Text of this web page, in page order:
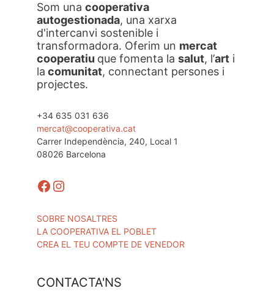
Som una cooperativa
autogestionada, una xarxa
d'intercanvi sostenible i
transformadora. Oferim un mercat
cooperatiu que fomenta la salut, l’art i
la comunitat, connectant persones i
projectes.
+34 635 031 636
mercat@cooperativa.cat
Carrer Independència, 240, Local 1
08026 Barcelona
Facebook
Instagram
SOBRE NOSALTRES
LA COOPERATIVA EL POBLET
CREA EL TEU COMPTE DE VENEDOR
CONTACTA'NS